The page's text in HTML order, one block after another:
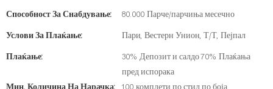
Способност За Снабдување: 80.000 Парче/парчиња месечно
Услови За Плаќање: Пари, Вестерн Унион, Т/Т, Пејпал
Плаќање:
30% Депозит и салдо 70% Плаќања
пред испорака